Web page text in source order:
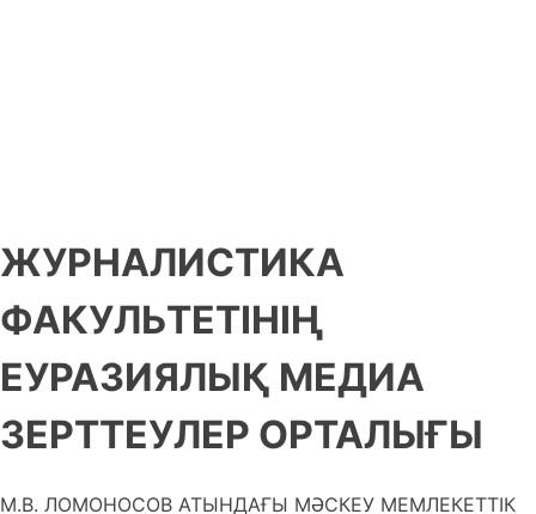
ЖУРНАЛИСТИКА
ФАКУЛЬТЕТІНІҢ
ЕУРАЗИЯЛЫҚ МЕДИА
ЗЕРТТЕУЛЕР ОРТАЛЫҒЫ
М.В. ЛОМОНОСОВ АТЫНДАҒЫ МӘСКЕУ МЕМЛЕКЕТТІК